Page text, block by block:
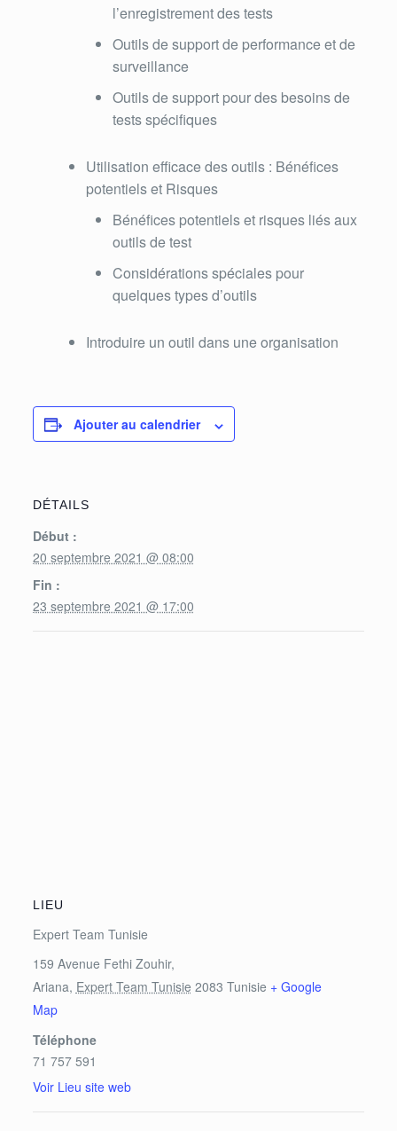
l’enregistrement des tests
Outils de support de performance et de
surveillance
Outils de support pour des besoins de
tests spécifiques
Utilisation efficace des outils : Bénéfices
potentiels et Risques
Bénéfices potentiels et risques liés aux
outils de test
Considérations spéciales pour
quelques types d’outils
Introduire un outil dans une organisation
Ajouter au calendrier
DÉTAILS
Début :
20 septembre 2021 @ 08:00
Fin :
23 septembre 2021 @ 17:00
LIEU
Expert Team Tunisie
159 Avenue Fethi Zouhir,
Ariana, Expert Team Tunisie 2083 Tunisie + Google
Map
Téléphone
71 757 591
Voir Lieu site web